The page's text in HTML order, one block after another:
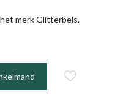
merk Glitterbels.